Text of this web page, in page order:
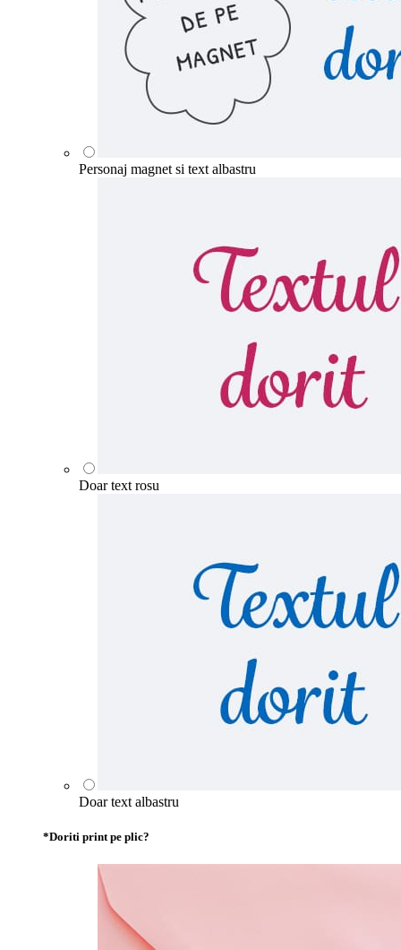
Personaj magnet si text albastru
Doar text rosu
Doar text albastru
*Doriti print pe plic?